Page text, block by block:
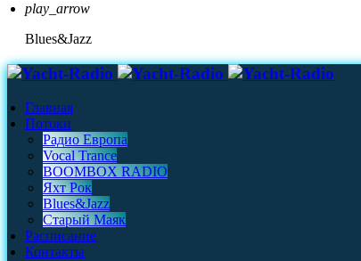
play_arrow
Blues&Jazz
Главная
Потоки
Радио Европа
Vocal Trance
BOOMBOX RADIO
Яхт Рок
Blues&Jazz
Старый Маяк
Расписание
Контакты